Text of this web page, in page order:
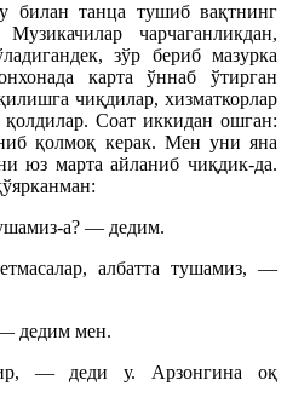
танца тушиб вақтнинг
чарчаганликдан,
зўр бериб мазурка
карта ўннаб ўтирган
чиқдилар, хизматкорлар
Соат иккидан ошган:
қолмоқ керак. Мен уни яна
юз марта айланиб чиқдик-да.
а? — дедим.
албатта тушамиз, —
дедим мен.
— деди у. Арзонгина оқ